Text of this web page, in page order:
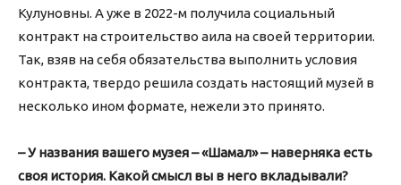
Кулуновны. А уже в 2022-м получила социальный
контракт на строительство аила на своей территории.
Так, взяв на себя обязательства выполнить условия
контракта, твердо решила создать настоящий музей в
несколько ином формате, нежели это принято.
– У названия вашего музея – «Шамал» – наверняка есть
своя история. Какой смысл вы в него вкладывали?